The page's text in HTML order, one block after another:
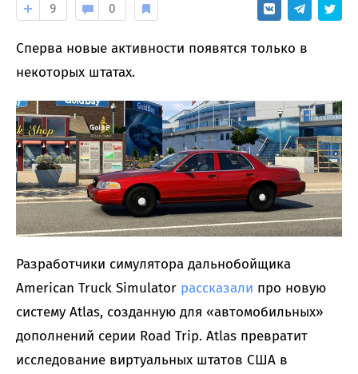
9 0
Сперва новые активности появятся только в
некоторых штатах.
Разработчики симулятора дальнобойщика
American Truck Simulator рассказали про новую
систему Atlas, созданную для «автомобильных»
дополнений серии Road Trip. Atlas превратит
исследование виртуальных штатов США в